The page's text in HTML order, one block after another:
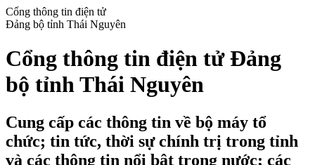
Cổng thông tin điện tử
Đảng bộ tỉnh Thái Nguyên
Cổng thông tin điện tử Đảng
bộ tỉnh Thái Nguyên
Cung cấp các thông tin về bộ máy tổ
chức; tin tức, thời sự chính trị trong tỉnh
và các thông tin nổi bật trong nước; các